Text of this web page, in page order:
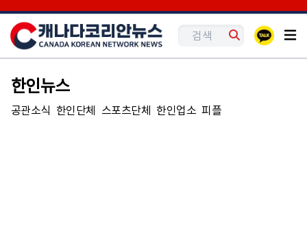
한인뉴스
공관소식 한인단체 스포츠단체 한인업소 피플